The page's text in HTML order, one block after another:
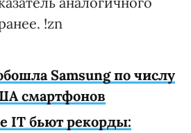
!zn
Samsung по числу
смартфонов
IT бьют рекорды: